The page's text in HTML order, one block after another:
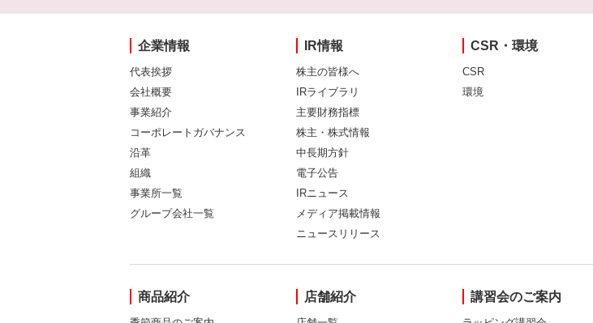
企業情報
代表挨拶
会社概要
事業紹介
コーポレートガバナンス
沿革
組織
事業所一覧
グループ会社一覧
IR情報
株主の皆様へ
IRライブラリ
主要財務指標
株主・株式情報
中長期方針
電子公告
IRニュース
メディア掲載情報
ニュースリリース
CSR・環境
CSR
環境
商品紹介 店舗紹介 講習会のご案内